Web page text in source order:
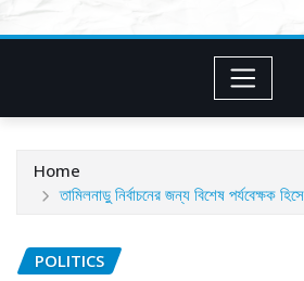
Home
তামিলনাড়ু নির্বাচনের জন্য বিশেষ পর্যবেক্ষক
POLITICS